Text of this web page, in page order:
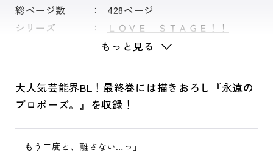
総ページ数
428ページ
シリーズ
ＬＯＶＥ ＳＴＡＧＥ！！
もっと見る
大人気芸能界BL！最終巻には描きおろし『永遠の
プロポーズ。』を収録！
「もう二度と、離さない…っ」